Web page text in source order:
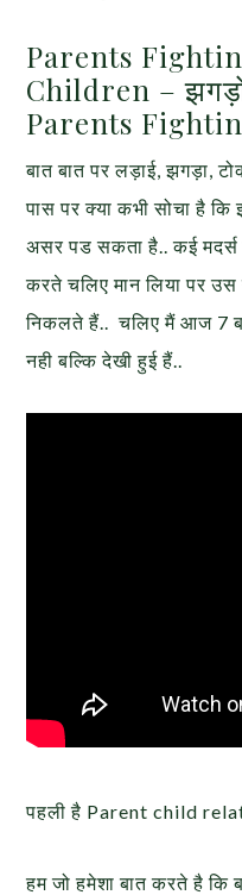
Parents
Children –
Parents
बात बात पर लड़ाई, झगड़ा,
पास पर क्या कभी सोचा है
असर पड सकता है.. कई मदर्स
करते चलिए मान लिया पर
निकलते हैं.. चलिए मैं आज 7
नही बल्कि देखी हुई हैं..
पहली है Parent child
हम जो हमेशा बात करते है